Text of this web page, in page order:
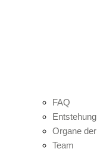
FAQ
Organe
Team